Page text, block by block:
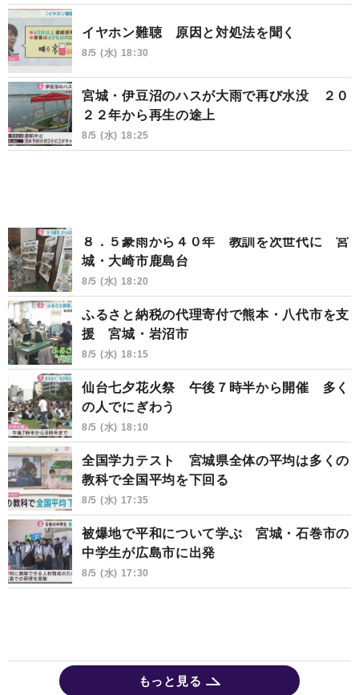
イヤホン難聴 原因と対処法を聞く
8/5 (水) 18:30
宮城・伊豆沼のハスが大雨で再び水没 ２０
２２年から再生の途上
8/5 (水) 18:25
８．５豪雨から４０年 教訓を次世代に 宮
城・大崎市鹿島台
8/5 (水) 18:20
ふるさと納税の代理寄付で熊本・八代市を支
援 宮城・岩沼市
8/5 (水) 18:15
仙台七夕花火祭 午後７時半から開催 多く
の人でにぎわう
8/5 (水) 18:10
全国学力テスト 宮城県全体の平均は多くの
教科で全国平均を下回る
8/5 (水) 17:35
被爆地で平和について学ぶ 宮城・石巻市の
中学生が広島市に出発
8/5 (水) 17:30
もっと見る